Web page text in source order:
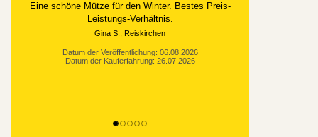
Eine schöne Mütze für den Winter. Bestes Preis-
Leistungs-Verhältnis.
Gina S., Reiskirchen
Datum der Veröffentlichung: 06.08.2026
Datum der Kauferfahrung: 26.07.2026